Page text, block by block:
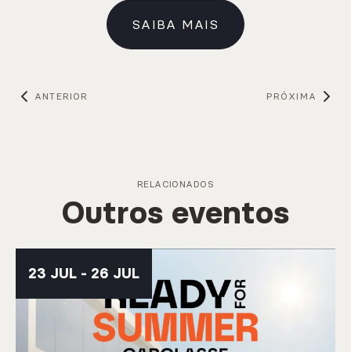
SAIBA MAIS
ANTERIOR PRÓXIMA
RELACIONADOS
Outros eventos
23 JUL - 26 JUL